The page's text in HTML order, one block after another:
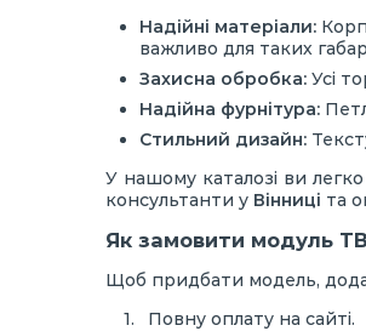
Надійні матеріали:
важливо для таких
Захисна обробка: Усі
Надійна фурнітура:
Стильний дизайн:
У нашому каталозі ви
консультанти у Вінниці та
Як замовити модуль
Щоб придбати модель,
Повну оплату на сайті.